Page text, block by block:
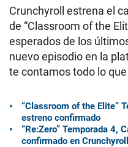
Crunchyroll estrena el
de “Classroom of the
esperados de los
nuevo episodio en la
te contamos todo lo
“Classroom of the Elite”
estreno confirmado
“Re:Zero” Temporada 4,
confirmado en Crunchyroll